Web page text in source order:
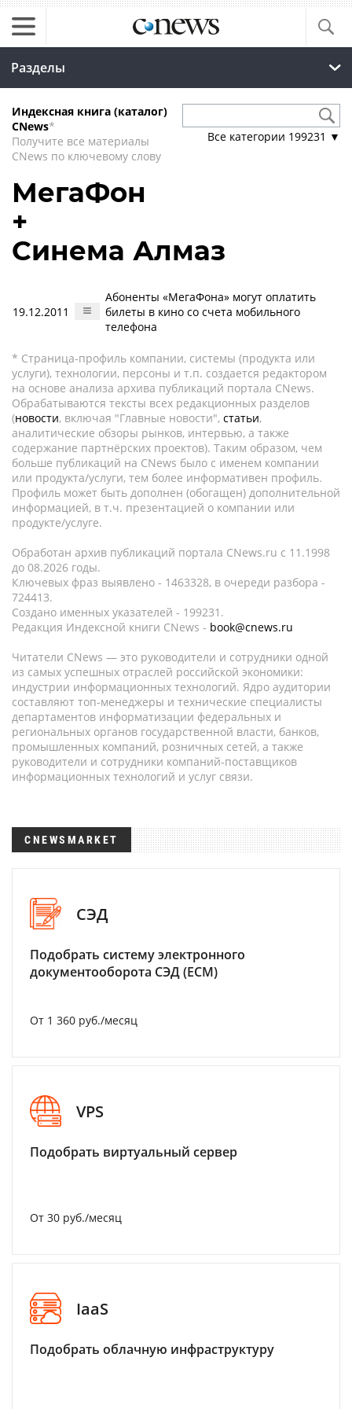
Разделы
Индексная книга (каталог)
CNews*
Получите все материалы
CNews по ключевому слову
Все категории 199231 ▼
МегаФон
+
Синема Алмаз
19.12.2011
Абоненты «МегаФона» могут оплатить
билеты в кино со счета мобильного
телефона
* Страница-профиль компании, системы (продукта или
услуги), технологии, персоны и т.п. создается редактором
на основе анализа архива публикаций портала CNews.
Обрабатываются тексты всех редакционных разделов
(новости, включая "Главные новости", статьи,
аналитические обзоры рынков, интервью, а также
содержание партнёрских проектов). Таким образом, чем
больше публикаций на CNews было с именем компании
или продукта/услуги, тем более информативен профиль.
Профиль может быть дополнен (обогащен) дополнительной
информацией, в т.ч. презентацией о компании или
продукте/услуге.
Обработан архив публикаций портала CNews.ru c 11.1998
до 08.2026 годы.
Ключевых фраз выявлено - 1463328, в очереди разбора -
724413.
Создано именных указателей - 199231.
Редакция Индексной книги CNews - book@cnews.ru
Читатели CNews — это руководители и сотрудники одной
из самых успешных отраслей российской экономики:
индустрии информационных технологий. Ядро аудитории
составляют топ-менеджеры и технические специалисты
департаментов информатизации федеральных и
региональных органов государственной власти, банков,
промышленных компаний, розничных сетей, а также
руководители и сотрудники компаний-поставщиков
информационных технологий и услуг связи.
CNEWSMARKET
СЭД
Подобрать систему электронного
документооборота СЭД (ECM)
От 1 360 руб./месяц
VPS
Подобрать виртуальный сервер
От 30 руб./месяц
IaaS
Подобрать облачную инфраструктуру